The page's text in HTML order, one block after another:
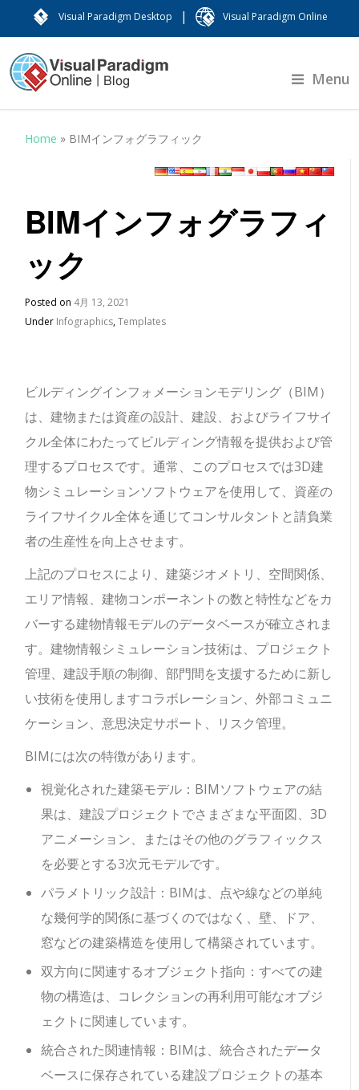
Visual Paradigm Desktop | Visual Paradigm Online
Menu
Home » BIMインフォグラフィック
BIMインフォグラフィ
ック
Posted on 4月 13, 2021
Under Infographics,Templates
ビルディングインフォメーションモデリング（BIM）
は、建物または資産の設計、建設、およびライフサイ
クル全体にわたってビルディング情報を提供および管
理するプロセスです。通常、このプロセスでは3D建
物シミュレーションソフトウェアを使用して、資産の
ライフサイクル全体を通じてコン​​サルタントと請負業
者の生産性を向上させます。
上記のプロセスにより、建築ジオメトリ、空間関係、
エリア情報、建物コンポーネントの数と特性などをカ
バーする建物情報モデルのデータベースが確立されま
す。建物情報シミュレーション技術は、プロジェクト
管理、建設手順の制御、部門間を支援するために新し
い技術を使用しますコラボレーション、外部コミュニ
ケーション、意思決定サポート、リスク管理。
BIMには次の特徴があります。
視覚化された建築モデル：BIMソフトウェアの結
果は、建設プロジェクトでさまざまな平面図、3D
アニメーション、またはその他のグラフィックス
を必要とする3次元モデルです。
パラメトリック設計：BIMは、点や線などの単純
な幾何学的関係に基づくのではなく、壁、ドア、
窓などの建築構造を使用して構築されています。
双方向に関連するオブジェクト指向：すべての建
物の構造は、コレクションの再利用可能なオブジ
ェクトに関連しています。
統合された関連情報：BIMは、統合されたデータ
ベースに保存されている建設プロジェクトの基本